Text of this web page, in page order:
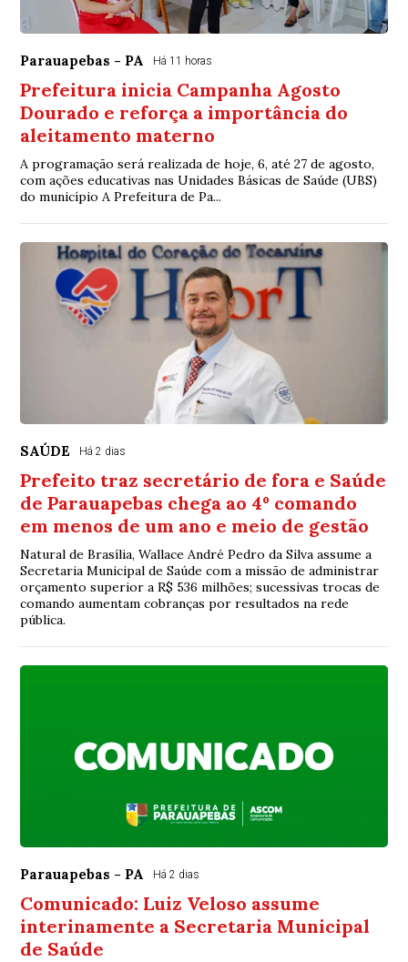
Parauapebas - PA Há 11 horas
Prefeitura inicia Campanha Agosto
Dourado e reforça a importância do
aleitamento materno
A programação será realizada de hoje, 6, até 27 de agosto,
com ações educativas nas Unidades Básicas de Saúde (UBS)
do município A Prefeitura de Pa...
SAÚDE Há 2 dias
Prefeito traz secretário de fora e Saúde
de Parauapebas chega ao 4º comando
em menos de um ano e meio de gestão
Natural de Brasília, Wallace André Pedro da Silva assume a
Secretaria Municipal de Saúde com a missão de administrar
orçamento superior a R$ 536 milhões; sucessivas trocas de
comando aumentam cobranças por resultados na rede
pública.
Parauapebas - PA Há 2 dias
Comunicado: Luiz Veloso assume
interinamente a Secretaria Municipal
de Saúde